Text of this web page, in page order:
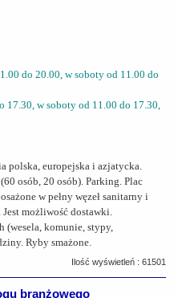
do 20.00, w soboty od 11.00 do
w soboty od 11.00 do 17.30,
polska, europejska i azjatycka.
osób, 20 osób). Parking. Plac
w pełny węzeł sanitarny i
możliwość dostawki.
komunie, stypy,
Ryby smażone.
Ilość wyświetleń : 61501
branżowego